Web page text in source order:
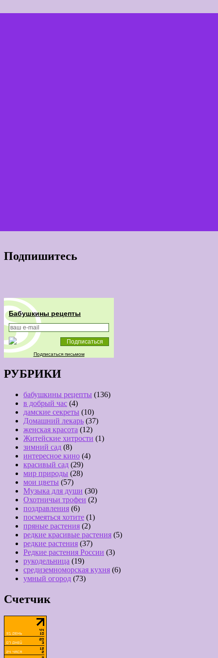
Подпишитесь
Бабушкины рецепты
Подписаться письмом
РУБРИКИ
бабушкины рецепты (136)
в добрый час (4)
дамские секреты (10)
Домашний лекарь (37)
женская красота (12)
Житейские хитрости (1)
зимний сад (8)
интересное кино (4)
красивый сад (29)
мир природы (28)
мои цветы (57)
Музыка для души (30)
Охотничьи трофеи (2)
поздравления (6)
посмеяться хотите (1)
пряные растения (2)
редкие красивые растения (5)
редкие растения (37)
Редкие растения России (3)
рукодельница (19)
средиземноморская кухня (6)
умный огород (73)
Счетчик